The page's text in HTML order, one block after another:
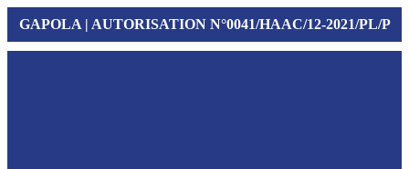
GAPOLA | AUTORISATION N°0041/HAAC/12-2021/PL/P